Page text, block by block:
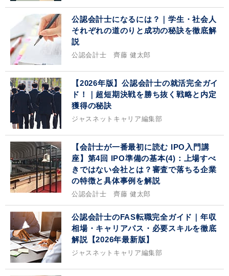
公認会計士になるには？｜学生・社会人
それぞれの道のりと成功の秘訣を徹底解
説
公認会計士 齊藤 健太郎
【2026年版】公認会計士の就活完全ガイ
ド！｜超短期決戦を勝ち抜く戦略と内定
獲得の秘訣
ジャスネットキャリア編集部
【会計士が一番最初に読む IPO入門講
座】第4回 IPO準備の基本(4)：上場すべ
きではない会社とは？審査で落ちる企業
の特徴と具体事例を解説
公認会計士 齊藤 健太郎
公認会計士のFAS転職完全ガイド｜年収
相場・キャリアパス・必要スキルを徹底
解説【2026年最新版】
ジャスネットキャリア編集部